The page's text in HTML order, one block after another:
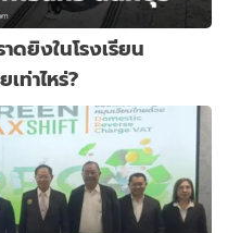
ดยิงในโรงเรียน
ท่าไหร่?